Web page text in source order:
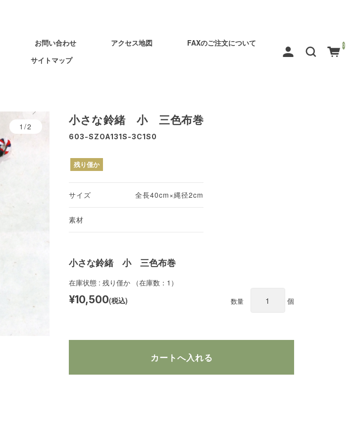
お問い合わせ アクセス地図
FAXのご注文について
サイトマップ
0
1/2 小さな鈴緒 小 三色布巻
603-SZOA131S-3C1S0
残り僅か
サイズ 全長40cm×縄径2cm
素材
小さな鈴緒 小 三色布巻
在庫状態 : 残り僅か （在庫数：1）
¥10,500(税込) 数量 個